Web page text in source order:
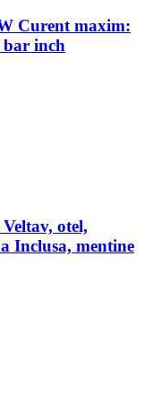
Curent maxim:
bar inch
otel,
Inclusa, mentine